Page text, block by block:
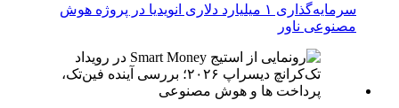
سرمایه‌گذاری ۱ میلیارد دلاری انویدیا در پروژه هوش
مصنوعی ناور